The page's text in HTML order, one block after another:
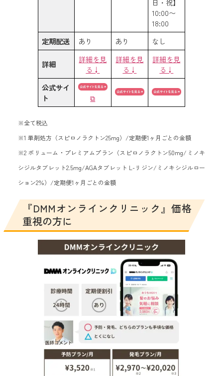
日・祝】
10:00〜
18:00
定期配送
あり あり なし
詳細
詳細を見
る↓
詳細を見
る↓
詳細を見
る↓
公式サイ
ト
⧉
※全て税込
※1 単剤処方（スピロノラクトン25mg）/定期便1ヶ月ごとの金額
※2 ボリューム・プレミアムプラン（スピロノラクトン50mg/ミノキ
シジルタブレット2.5mg/AGAタブレット L-リジン/ミノキシジルロー
ション2％）/定期便1ヶ月ごとの金額
『DMMオンラインクリニック』価格
重視の方に